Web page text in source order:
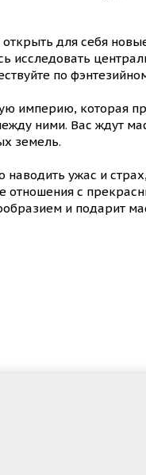
для себя
исследовать
по
империю, которая
ними. Вас ждут
земель.
ужас и
отношения с
и подарит